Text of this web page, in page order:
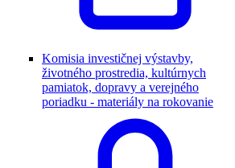
Komisia investičnej výstavby,
životného prostredia, kultúrnych
pamiatok, dopravy a verejného
poriadku - materiály na rokovanie